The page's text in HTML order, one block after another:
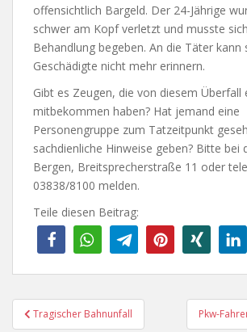
offensichtlich Bargeld. Der 24-Jährige
schwer am Kopf verletzt und musste
Behandlung begeben. An die Täter kann
Geschädigte nicht mehr erinnern.
Gibt es Zeugen, die von diesem Überfall
mitbekommen haben? Hat jemand eine
Personengruppe zum Tatzeitpunkt
sachdienliche Hinweise geben? Bitte bei
Bergen, Breitsprecherstraße 11 oder
03838/8100 melden.
Teile diesen Beitrag:
Beitragsnavigation
Tragischer Bahnunfall Pkw-